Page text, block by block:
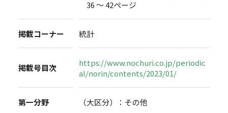
36 ～ 42ページ
掲載コーナー 統計
掲載号目次
https://www.nochuri.co.jp/periodic
al/norin/contents/2023/01/
第一分野 （大区分）：その他